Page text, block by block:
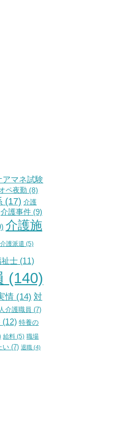
アマネ試験
ペ夜勤 (8)
(17) 介護
介護事件 (9)
介護施
介護派遣 (5)
士 (11)
(140)
情 (14) 対
介護職員 (7)
(12) 特養の
給料 (5) 職場
い (7) 退職 (4)